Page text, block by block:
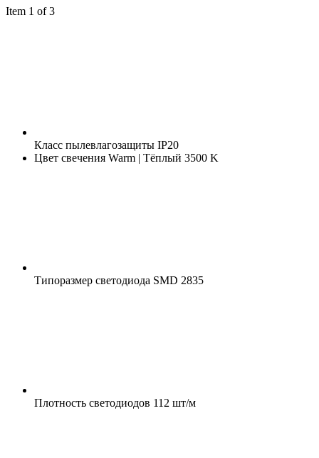
Item 1 of 3
Класс пылевлагозащиты IP20
Цвет свечения Warm | Тёплый 3500 K
Типоразмер светодиода SMD 2835
Плотность светодиодов 112 шт/м